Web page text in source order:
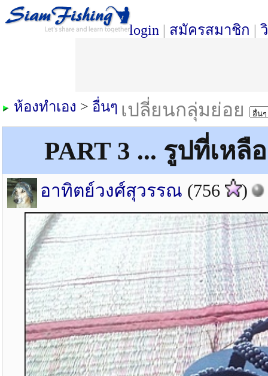
login | สมัครสมาชิก |
เปลี่ยนกลุ่มย่อย
ห้องทำเอง > อื่นๆ
PART 3 ... รูปที่เห
อาทิตย์วงศ์สุวรรณ (756 )